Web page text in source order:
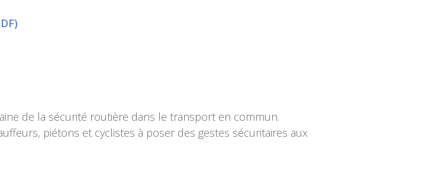
de la sécurité routière dans le transport en commun.
piétons et cyclistes à poser des gestes sécuritaires aux